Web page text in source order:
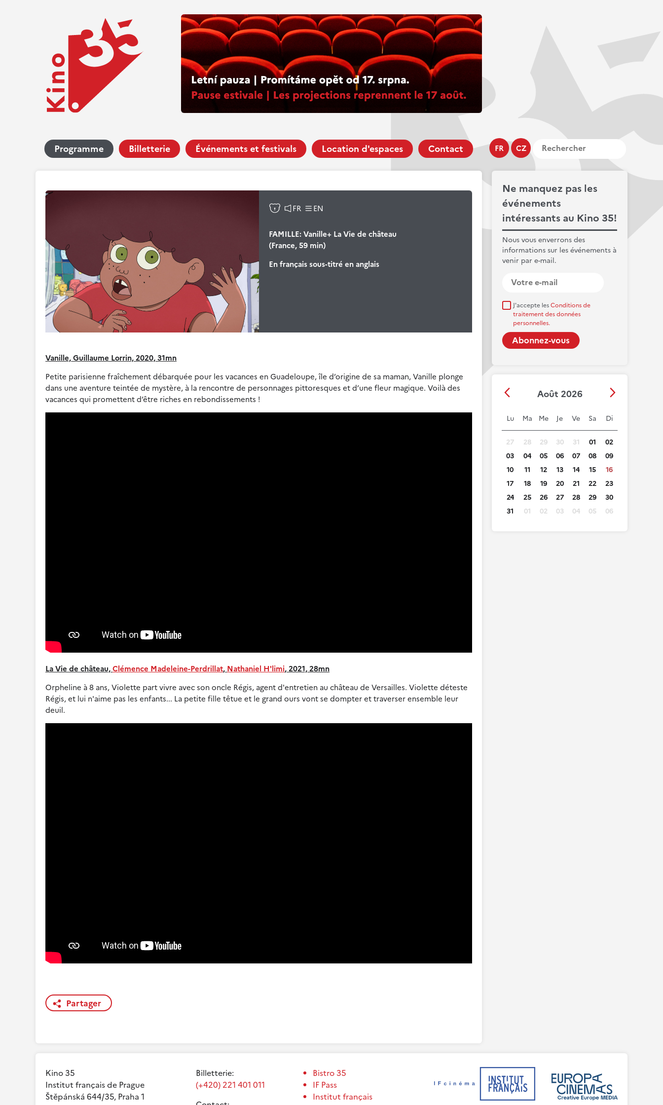
FR CZ
Programme Billetterie Événements et festivals Location d'espaces Contact
Ne manquez pas les
événements
intéressants au Kino 35!
Nous vous enverrons des
informations sur les événements à
venir par e-mail.
J'accepte lesConditions de
traitement des données
personnelles.
Août 2026
Lu Ma Me Je Ve Sa Di
27 28 29 30 31 01
02
03
04 05 06 07 08
09
10
11 12 13 14 15
16
17
18 19 20 21 22
23
24
25 26 27 28 29
30
31
01 02 03 04 05 06
FR EN
FAMILLE: Vanille+ La Vie de château
(France, 59 min)
En français sous-titré en anglais
Vanille, Guillaume Lorrin, 2020, 31mn
Petite parisienne fraîchement débarquée pour les vacances en Guadeloupe, île d’origine de sa maman, Vanille plonge
dans une aventure teintée de mystère, à la rencontre de personnages pittoresques et d’une fleur magique. Voilà des
vacances qui promettent d’être riches en rebondissements !
La Vie de château,Clémence Madeleine-Perdrillat, Nathaniel H'limi, 2021, 28mn
Orpheline à 8 ans, Violette part vivre avec son oncle Régis, agent d'entretien au château de Versailles. Violette déteste
Régis, et lui n'aime pas les enfants... La petite fille têtue et le grand ours vont se dompter et traverser ensemble leur
deuil.
Partager
Kino 35
Institut français de Prague
Štěpánská 644/35, Praha 1
Billetterie:
(+420) 221 401 011
Bistro 35
IF Pass
Institut français